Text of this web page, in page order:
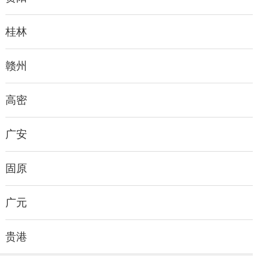
桂林
赣州
高密
广安
固原
广元
贵港